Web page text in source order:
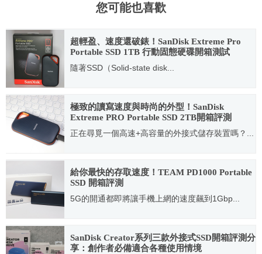
您可能也喜歡
超輕盈、速度還破錶！SanDisk Extreme Pro
Portable SSD 1TB 行動固態硬碟開箱測試
隨著SSD（Solid-state disk...
2020.03.03
極致的讀寫速度與時尚的外型！SanDisk
Extreme PRO Portable SSD 2TB開箱評測
正在尋覓一個高速+高容量的外接式儲存裝置嗎？...
2021.01.06
給你最快的存取速度！TEAM PD1000 Portable
SSD 開箱評測
5G的開通都即將讓手機上網的速度飆到1Gbp...
2020.07.04
SanDisk Creator系列三款外接式SSD開箱評測分
享：創作者必備適合各種使用情境